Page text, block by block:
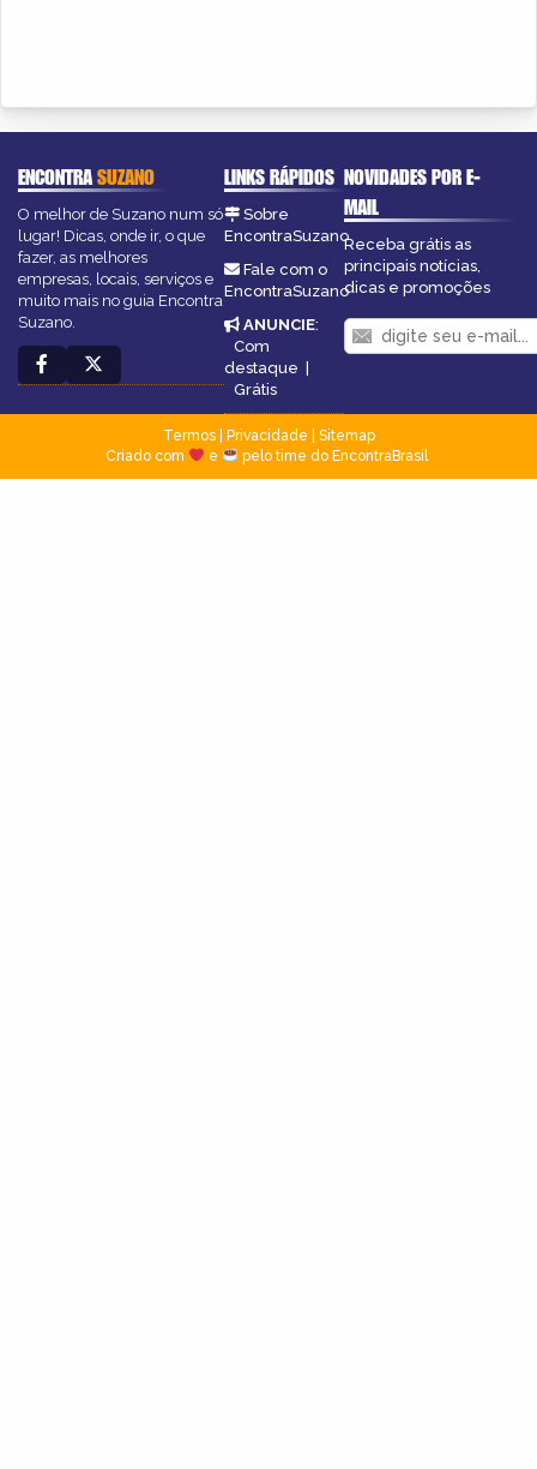
ENCONTRASUZANO
O melhor de Suzano num só
lugar! Dicas, onde ir, o que
fazer, as melhores
empresas, locais, serviços e
muito mais no guia Encontra
Suzano.
LINKS RÁPIDOS
Sobre
EncontraSuzano
Fale com o
EncontraSuzano
ANUNCIE:
Com
destaque |
Grátis
NOVIDADES POR E-
MAIL
Receba grátis as
principais notícias,
dicas e promoções
Termos| Privacidade
Sitemap
Criado com
e pelo time do EncontraBrasil